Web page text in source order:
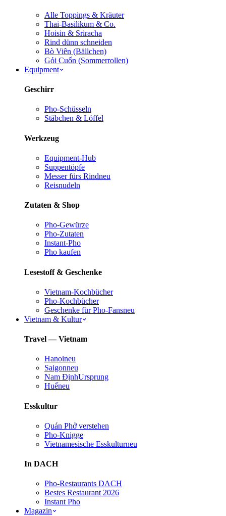
Alle Toppings & Kräuter
Thai-Basilikum & Co.
Hoisin & Sriracha
Rind dünn schneiden
Bò Viên (Bällchen)
Gỏi Cuốn (Sommerrollen)
Equipment
Geschirr
Pho-Schüsseln
Stäbchen & Löffel
Werkzeug
Equipment-Hub
Suppentöpfe
Messer fürs Rindneu
Reisnudeln
Zutaten & Shop
Pho-Gewürze
Pho-Zutaten
Instant-Pho
Pho kaufen
Lesestoff & Geschenke
Vietnam-Kochbücher
Pho-Kochbücher
Geschenke für Pho-Fansneu
Vietnam & Kultur
Travel — Vietnam
Hanoineu
Saigonneu
Nam ĐịnhUrsprung
Huếneu
Esskultur
Quán Phở verstehen
Pho-Knigge
Vietnamesische Esskulturneu
In DACH
Pho-Restaurants DACH
Bestes Restaurant 2026
Instant Pho
Magazin